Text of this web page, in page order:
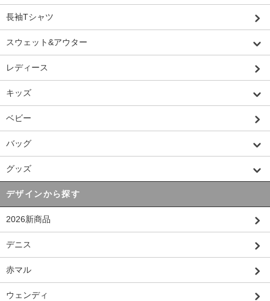
長袖Tシャツ
スウェット&アウター
レディース
キッズ
ベビー
バッグ
グッズ
デザインから探す
2026新商品
デニス
赤マル
ウェンディ